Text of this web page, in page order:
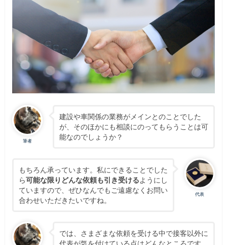
筆者
建設や車関係の業務がメインとのことでした
が、そのほかにも相談にのってもらうことは可
能なのでしょうか？
代表
もちろん承っています。私にできることでした
ら可能な限りどんな依頼も引き受けるようにし
ていますので、ぜひなんでもご遠慮なくお問い
合わせいただきたいですね。
では、さまざまな依頼を受ける中で接客以外に
代表が気を付けている点はどんなところです